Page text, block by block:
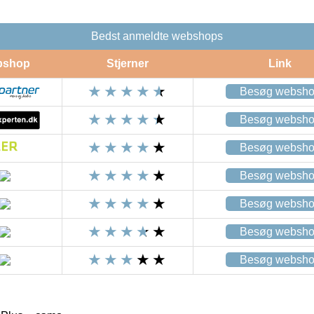
Bedst anmeldte webshops
Stjerner Link
Besøg
Besøg
Besøg
Besøg
Besøg
Besøg
Besøg